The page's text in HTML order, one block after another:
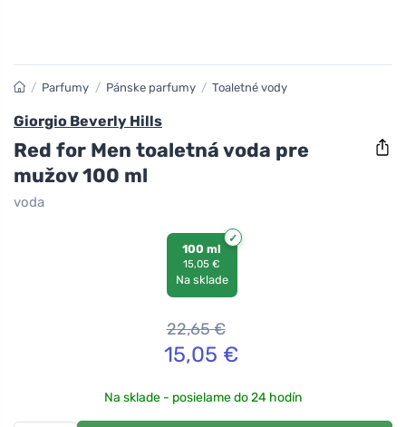
/ Parfumy / Pánske parfumy / Toaletné vody
Giorgio Beverly Hills
Red for Men toaletná voda pre
mužov 100 ml
voda
100 ml
15,05 €
Na sklade
22,65€
15,05 €
Na sklade - posielame do 24 hodín